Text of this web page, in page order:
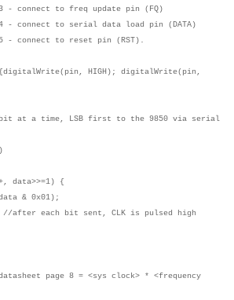
- connect to freq update pin (FQ)
- connect to serial data load pin (DATA)
- connect to reset pin (RST).
HIGH); digitalWrite(pin,
at a time, LSB first to the 9850 via serial
{
& 0x01);
after each bit sent, CLK is pulsed high
page 8 = <sys clock> * <frequency